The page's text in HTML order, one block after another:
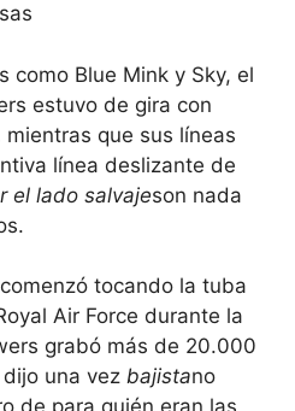
como Blue Mink y Sky, el
estuvo de gira con
mientras que sus líneas
línea deslizante de
el lado salvajeson nada
tocando la tuba
Air Force durante la
grabó más de 20.000
una vez bajistano